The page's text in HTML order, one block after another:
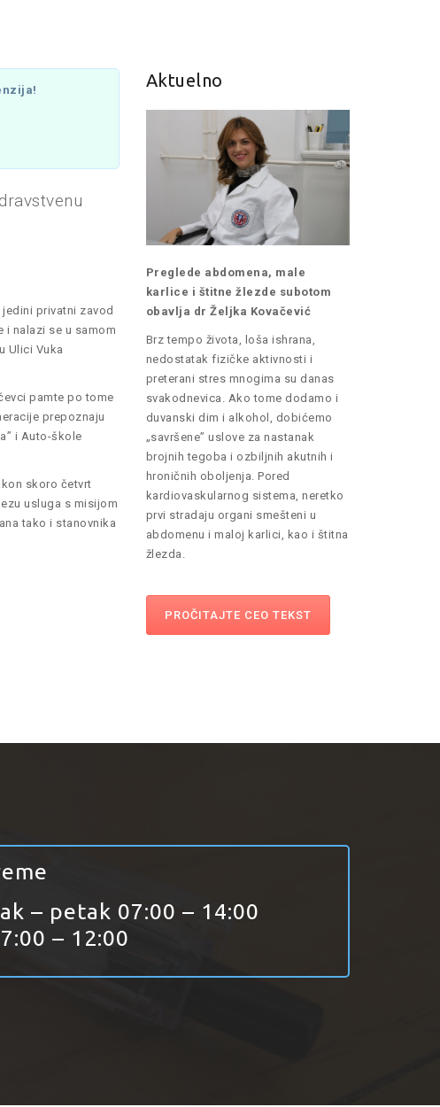
jedini privatni zavod
i nalazi se u samom
Ulici Vuka
pamte po tome
prepoznaju
i Auto-škole
skoro četvrt
usluga s misijom
tako i stanovnika
Aktuelno
Preglede abdomena, male
karlice i štitne žlezde subotom
obavlja dr Željka Kovačević
Brz tempo života, loša ishrana,
nedostatak fizičke aktivnosti i
preterani stres mnogima su danas
svakodnevica. Ako tome dodamo i
duvanski dim i alkohol, dobićemo
„savršene” uslove za nastanak
brojnih tegoba i ozbiljnih akutnih i
hroničnih oboljenja. Pored
kardiovaskularnog sistema, neretko
prvi stradaju organi smešteni u
abdomenu i maloj karlici, kao i štitna
žlezda.
PROČITAJTE CEO TEKST
– petak 07:00 – 14:00
– 12:00